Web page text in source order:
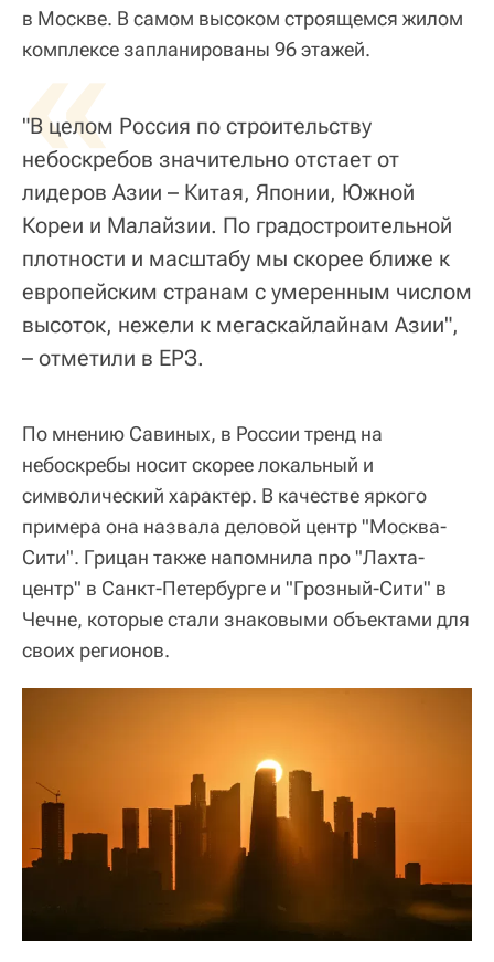
в Москве. В самом высоком строящемся жилом
комплексе запланированы 96 этажей.
«
"В целом Россия по строительству
небоскребов значительно отстает от
лидеров Азии – Китая, Японии, Южной
Кореи и Малайзии. По градостроительной
плотности и масштабу мы скорее ближе к
европейским странам с умеренным числом
высоток, нежели к мегаскайлайнам Азии",
– отметили в ЕРЗ.
По мнению Савиных, в России тренд на
небоскребы носит скорее локальный и
символический характер. В качестве яркого
примера она назвала деловой центр "Москва-
Сити". Грицан также напомнила про "Лахта-
центр" в Санкт-Петербурге и "Грозный-Сити" в
Чечне, которые стали знаковыми объектами для
своих регионов.